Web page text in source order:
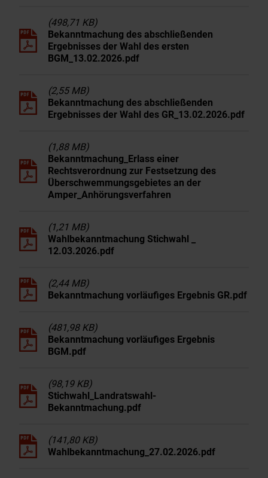
(498,71 KB)
Bekanntmachung des abschließenden
Ergebnisses der Wahl des ersten
BGM_13.02.2026.pdf
(2,55 MB)
Bekanntmachung des abschließenden
Ergebnisses der Wahl des GR_13.02.2026.pdf
(1,88 MB)
Bekanntmachung_Erlass einer
Rechtsverordnung zur Festsetzung des
Überschwemmungsgebietes an der
Amper_Anhörungsverfahren
(1,21 MB)
Wahlbekanntmachung Stichwahl _
12.03.2026.pdf
(2,44 MB)
Bekanntmachung vorläufiges Ergebnis GR.pdf
(481,98 KB)
Bekanntmachung vorläufiges Ergebnis
BGM.pdf
(98,19 KB)
Stichwahl_Landratswahl-
Bekanntmachung.pdf
(141,80 KB)
Wahlbekanntmachung_27.02.2026.pdf